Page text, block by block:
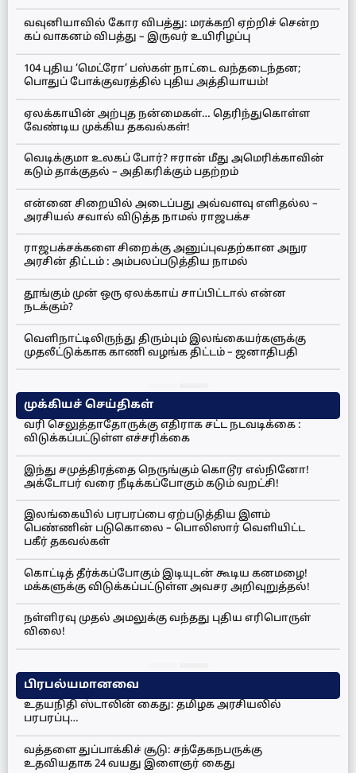
வவுனியாவில் கோர விபத்து: மரக்கறி ஏற்றிச் சென்ற
கப் வாகனம் விபத்து – இருவர் உயிரிழப்பு
104 புதிய ‘மெட்ரோ’ பஸ்கள் நாட்டை வந்தடைந்தன;
பொதுப் போக்குவரத்தில் புதிய அத்தியாயம்!
ஏலக்காயின் அற்புத நன்மைகள்… தெரிந்துகொள்ள
வேண்டிய முக்கிய தகவல்கள்!
வெடிக்குமா உலகப் போர்? ஈரான் மீது அமெரிக்காவின்
கடும் தாக்குதல் – அதிகரிக்கும் பதற்றம்
என்னை சிறையில் அடைப்பது அவ்வளவு எளிதல்ல –
அரசியல் சவால் விடுத்த நாமல் ராஜபக்ச
ராஜபக்சக்களை சிறைக்கு அனுப்புவதற்கான அநுர
அரசின் திட்டம் : அம்பலப்படுத்திய நாமல்
தூங்கும் முன் ஒரு ஏலக்காய் சாப்பிட்டால் என்ன
நடக்கும்?
வெளிநாட்டிலிருந்து திரும்பும் இலங்கையர்களுக்கு
முதலீட்டுக்காக காணி வழங்க திட்டம் – ஜனாதிபதி
முக்கியச் செய்திகள்
வரி செலுத்தாதோருக்கு எதிராக சட்ட நடவடிக்கை :
விடுக்கப்பட்டுள்ள எச்சரிக்கை
இந்து சமுத்திரத்தை நெருங்கும் கொடூர எல்நினோ!
அக்டோபர் வரை நீடிக்கப்போகும் கடும் வறட்சி!
இலங்கையில் பரபரப்பை ஏற்படுத்திய இளம்
பெண்ணின் படுகொலை – பொலிஸார் வெளியிட்ட
பகீர் தகவல்கள்
கொட்டித் தீர்க்கப்போகும் இடியுடன் கூடிய கனமழை!
மக்களுக்கு விடுக்கப்பட்டுள்ள அவசர அறிவுறுத்தல்!
நள்ளிரவு முதல் அமலுக்கு வந்தது புதிய எரிபொருள்
விலை!
பிரபல்யமானவை
உதயநிதி ஸ்டாலின் கைது: தமிழக அரசியலில்
பரபரப்பு…
வத்தளை துப்பாக்கிச் சூடு: சந்தேகநபருக்கு
உதவியதாக 24 வயது இளைஞர் கைது